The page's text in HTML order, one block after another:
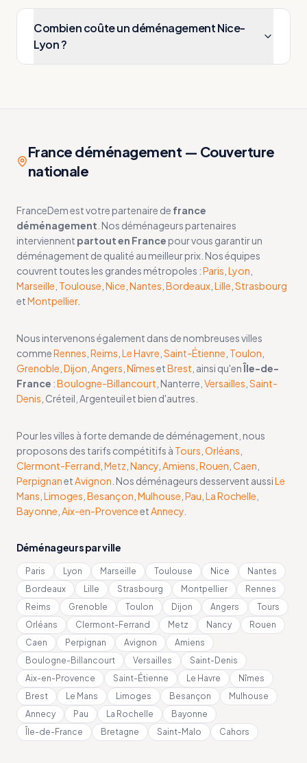
Combien coûte un déménagement Nice-
Lyon ?
France déménagement — Couverture
nationale
FranceDem est votre partenaire de france
déménagement . Nos déménageurs partenaires
interviennent partout en France pour vous garantir un
déménagement de qualité au meilleur prix. Nos équipes
couvrent toutes les grandes métropoles :Paris Lyon
Marseille Toulouse Nice Nantes Bordeaux Lille Strasbourg
etMontpellier.
Nous intervenons également dans de nombreuses villes
commeRennes Reims Le Havre Saint-Étienne Toulon
Grenoble Dijon Angers NîmesetBrest , ainsi qu'enÎle-de-
France :Boulogne-Billancourt , Nanterre, Versailles Saint-
Denis , Créteil, Argenteuil et bien d'autres.
Pour les villes à forte demande de déménagement, nous
proposons des tarifs compétitifs à Tours Orléans
Clermont-Ferrand Metz Nancy Amiens Rouen Caen
PerpignanetAvignon . Nos déménageurs desservent aussiLe
Mans Limoges Besançon Mulhouse Pau La Rochelle
Bayonne Aix-en-ProvenceetAnnecy
Déménageurs par ville
Paris Lyon Marseille Toulouse Nice
Nantes
Bordeaux
Lille Strasbourg Montpellier
Rennes
Reims
Grenoble Toulon Dijon Angers
Tours
Orléans
Clermont-Ferrand Metz Nancy
Rouen
Caen
Perpignan Avignon
Amiens
Boulogne-Billancourt
Versailles
Saint-Denis
Aix-en-Provence
Saint-Étienne Le Havre
Nîmes
Brest
Le Mans Limoges Besançon
Mulhouse
Annecy
Pau La Rochelle
Bayonne
Île-de-France
Bretagne Saint-Malo Cahors